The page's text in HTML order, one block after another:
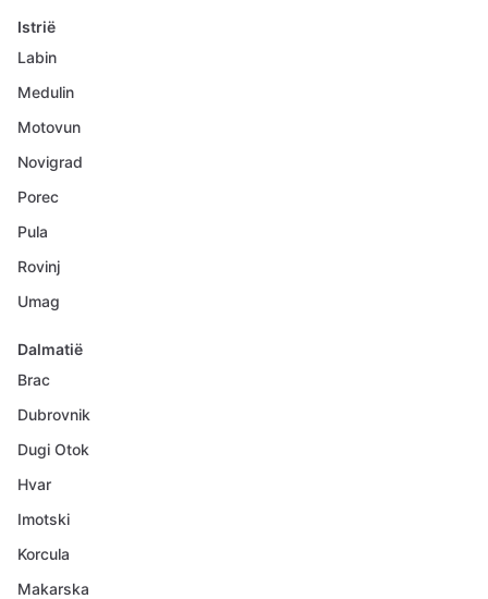
Istrië
Labin
Medulin
Motovun
Novigrad
Porec
Pula
Rovinj
Umag
Dalmatië
Brac
Dubrovnik
Dugi Otok
Hvar
Imotski
Korcula
Makarska